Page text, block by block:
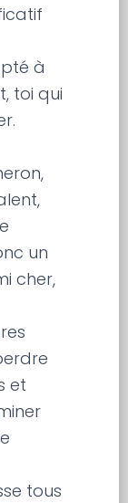
à
toi qui
un
cher,
et
tous